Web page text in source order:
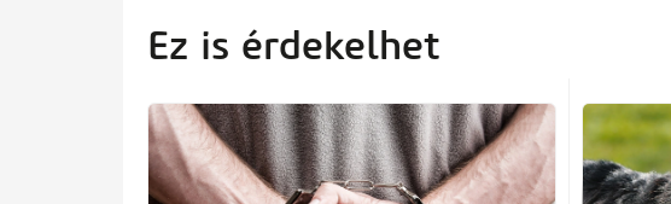
Ez is érdekelhet